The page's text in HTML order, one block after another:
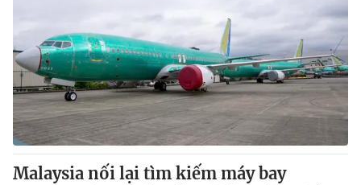
Học trực tuyến
Hitech Công nghệ tương lai
Sản phẩm
Thị trường
Tư vấn
Giao lưu trực tuyến
Lịch phát sóng
Chuyên mục khác
Malaysia nối lại tìm kiếm máy bay